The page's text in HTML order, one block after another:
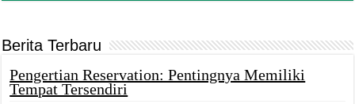
Berita Terbaru
Pengertian Reservation: Pentingnya Memiliki
Tempat Tersendiri